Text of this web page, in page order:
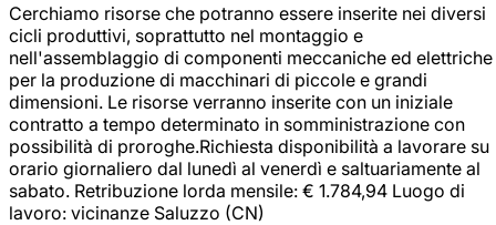
Cerchiamo risorse che potranno essere inserite nei diversi
cicli produttivi, soprattutto nel montaggio e
nell'assemblaggio di componenti meccaniche ed elettriche
per la produzione di macchinari di piccole e grandi
dimensioni. Le risorse verranno inserite con un iniziale
contratto a tempo determinato in somministrazione con
possibilità di proroghe.Richiesta disponibilità a lavorare su
orario giornaliero dal lunedì al venerdì e saltuariamente al
sabato. Retribuzione lorda mensile: € 1.784,94 Luogo di
lavoro: vicinanze Saluzzo (CN)